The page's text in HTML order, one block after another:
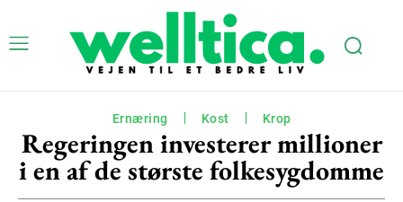
Ernæring Kost Krop
Regeringen investerer millioner
i en af de største folkesygdomme